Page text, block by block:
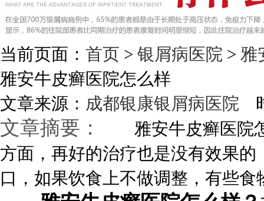
当前页面： 首页 > 银屑病医院 > 雅
雅安牛皮癣医院怎么样
文章来源： 成都银康银屑病医院
文章摘要：
雅安牛皮癣医院怎
方面，再好的治疗也是没有效果
口，如果饮食上不做调整，有些食